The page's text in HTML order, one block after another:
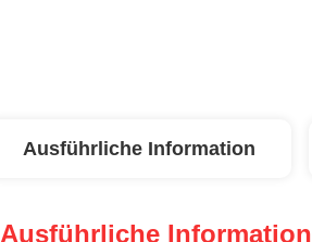
Ausführliche Information
Ausführliche Information